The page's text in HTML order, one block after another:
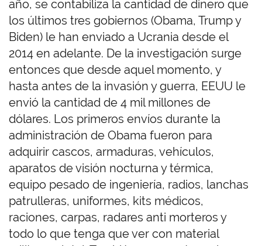
año, se contabiliza la cantidad de dinero que
los últimos tres gobiernos (Obama, Trump y
Biden) le han enviado a Ucrania desde el
2014 en adelante. De la investigación surge
entonces que desde aquel momento, y
hasta antes de la invasión y guerra, EEUU le
envió la cantidad de 4 mil millones de
dólares. Los primeros envíos durante la
administración de Obama fueron para
adquirir cascos, armaduras, vehículos,
aparatos de visión nocturna y térmica,
equipo pesado de ingeniería, radios, lanchas
patrulleras, uniformes, kits médicos,
raciones, carpas, radares anti morteros y
todo lo que tenga que ver con material